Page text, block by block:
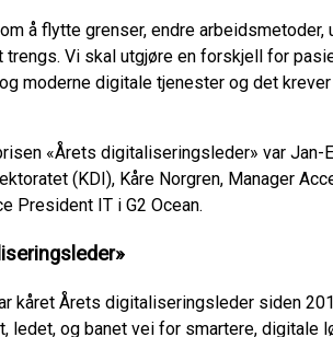
å flytte grenser, endre
trengs. Vi skal utgjøre en forskjell for
moderne digitale tjenester og det
«Årets digitaliseringsleder» var Jan-
(KDI), Kåre Norgren, Manager
President IT i G2 Ocean.
kåret Årets digitaliseringsleder siden
ledet, og banet vei for smartere, digitale